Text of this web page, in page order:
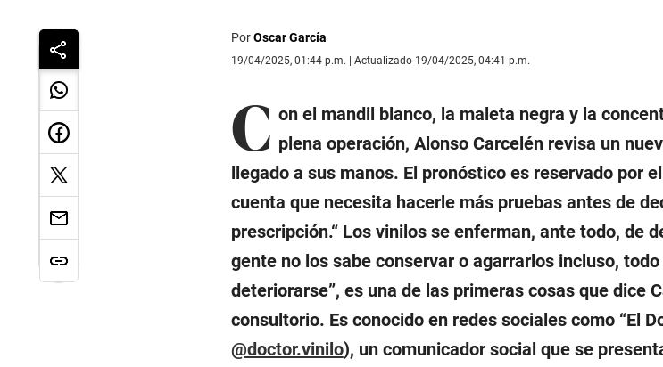
PorOscar García
19/04/2025, 01:44 p.m. | Actualizado 19/04/2025, 04:41 p.m.
C on el mandil blanco, la maleta negra y la
plena operación, Alonso Carcelén revisa un
llegado a sus manos. El pronóstico es reservado por
cuenta que necesita hacerle más pruebas antes de
prescripción.“ Los vinilos se enferman, ante todo, de
gente no los sabe conservar o agarrarlos incluso,
deteriorarse”, es una de las primeras cosas que dice
consultorio. Es conocido en redes sociales como “El
@doctor.vinilo), un comunicador social que se